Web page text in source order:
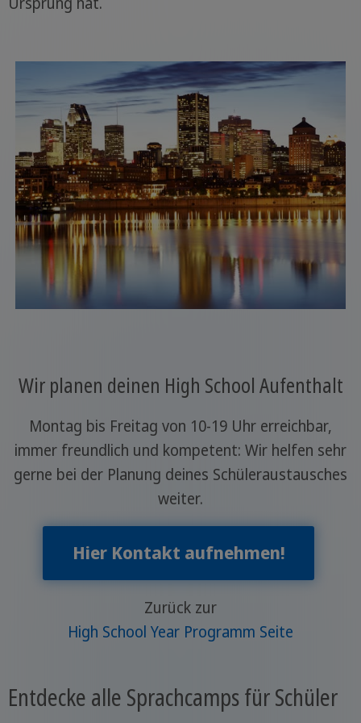
Wir planen deinen High School Aufenthalt
Montag bis Freitag von 10-19 Uhr erreichbar,
immer freundlich und kompetent: Wir helfen sehr
gerne bei der Planung deines Schüleraustausches
weiter.
Hier Kontakt aufnehmen!
Zurück zur
High School Year Programm Seite
Entdecke alle Sprachcamps für Schüler